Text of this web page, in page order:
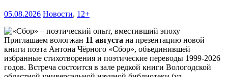
05.08.2026 Новости, 12+
Приглашаем вологжан 11 августа на презентацию новой
книги поэта Антона Чёрного «Сбор», объединившей
избранные стихотворения и поэтические переводы 1999-2026
годов. Встреча состоится в зале редкой книги Вологодской